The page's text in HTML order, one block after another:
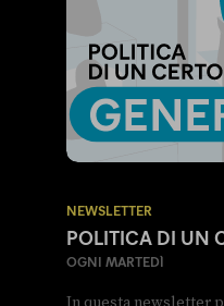
NEWSLETTER
POLITICA DI UN
OGNI MARTEDÌ